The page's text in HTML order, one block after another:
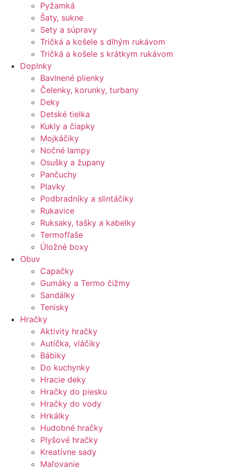
Pyžamká
Šaty, sukne
Sety a súpravy
Tričká a košele s dlhým rukávom
Tričká a košele s krátkym rukávom
Doplnky
Bavlnené plienky
Čelenky, korunky, turbany
Deky
Detské tielka
Kukly a čiapky
Mojkáčiky
Nočné lampy
Osušky a župany
Pančuchy
Plavky
Podbradníky a slintáčiky
Rukavice
Ruksaky, tašky a kabelky
Termofľaše
Úložné boxy
Obuv
Capačky
Gumáky a Termo čižmy
Sandálky
Tenisky
Hračky
Aktivity hračky
Autíčka, vláčiky
Bábiky
Do kuchynky
Hracie deky
Hračky do piesku
Hračky do vody
Hrkálky
Hudobné hračky
Plyšové hračky
Kreatívne sady
Maľovanie